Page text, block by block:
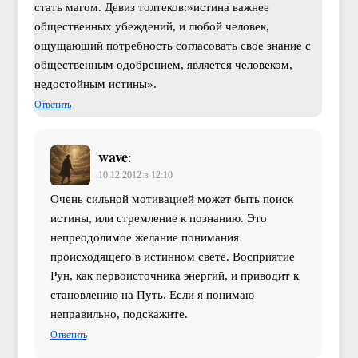
стать магом. Девиз толтеков:»истина важнее
общественных убеждений, и любой человек,
ощущающий потребность согласовать свое знание с
общественным одобрением, является человеком,
недостойным истины».
Ответить
wave:
10.12.2012 в 12:10
Очень сильной мотивацией может быть поиск
истины, или стремление к познанию. Это
непреодолимое желание понимания
происходящего в истинном свете. Восприятие
Рун, как первоисточника энергий, и приводит к
становлению на Путь. Если я понимаю
неправильно, подскажите.
Ответить